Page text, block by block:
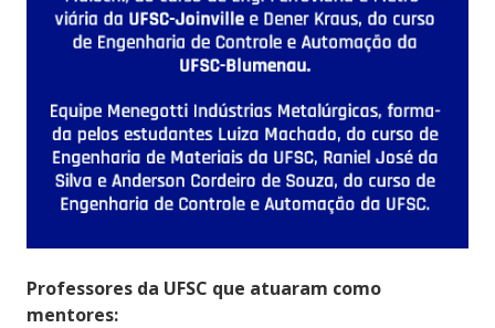
Professores da UFSC que atuaram como
mentores: